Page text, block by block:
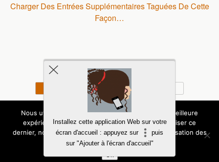
Charger Des Entrées Supplémentaires Taguées De Cette
Façon…
Retour au début
Copyright - Tous droits - Expressions d'Enfants
Politique de confidentialité
Nous utilisons des cookies pour vous garantir la meilleure
expérience sur notre site. Si vous continuez à utiliser ce
dernier, nous considérerons que vous acceptez l'utilisation des
cookies.
Ok
Installez cette application Web sur votre
écran d'accueil : appuyez sur
puis
sur "Ajouter à l'écran d'accueil"